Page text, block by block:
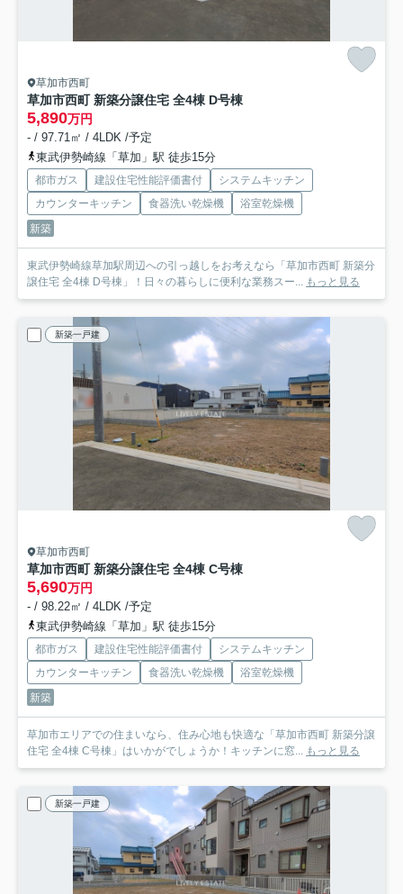
草加市西町
草加市西町 新築分譲住宅 全4棟 D号棟
5,890万円
- / 97.71㎡ / 4LDK /予定
東武伊勢崎線「草加」駅 徒歩15分
都市ガス 建設住宅性能評価書付
システムキッチン
カウンターキッチン
食器洗い乾燥機
浴室乾燥機
新築
東武伊勢崎線草加駅周辺への引っ越しをお考えなら「草加市西町 新築分
譲住宅 全4棟 D号棟」！日々の暮らしに便利な業務スー... もっと見る
新築一戸建
草加市西町
草加市西町 新築分譲住宅 全4棟 C号棟
5,690万円
- / 98.22㎡ / 4LDK /予定
東武伊勢崎線「草加」駅 徒歩15分
都市ガス 建設住宅性能評価書付
システムキッチン
カウンターキッチン
食器洗い乾燥機
浴室乾燥機
新築
草加市エリアでの住まいなら、住み心地も快適な「草加市西町 新築分譲
住宅 全4棟 C号棟」はいかがでしょうか！キッチンに窓... もっと見る
新築一戸建